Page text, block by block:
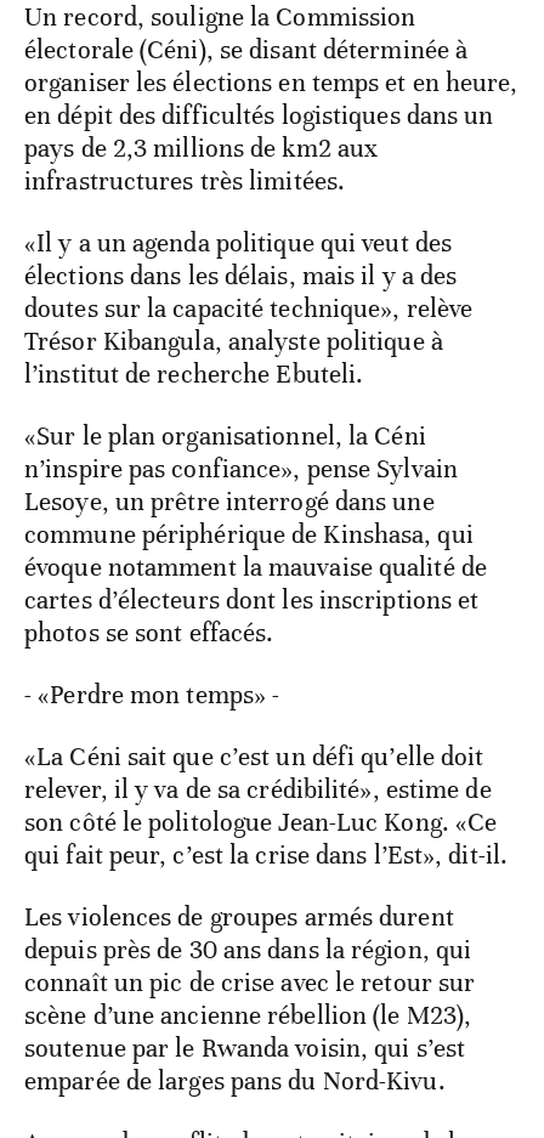
Un record, souligne la Commission
électorale (Céni), se disant déterminée à
organiser les élections en temps et en heure,
en dépit des difficultés logistiques dans un
pays de 2,3 millions de km2 aux
infrastructures très limitées.
«Il y a un agenda politique qui veut des
élections dans les délais, mais il y a des
doutes sur la capacité technique», relève
Trésor Kibangula, analyste politique à
l’institut de recherche Ebuteli.
«Sur le plan organisationnel, la Céni
n’inspire pas confiance», pense Sylvain
Lesoye, un prêtre interrogé dans une
commune périphérique de Kinshasa, qui
évoque notamment la mauvaise qualité de
cartes d’électeurs dont les inscriptions et
photos se sont effacés.
- «Perdre mon temps» -
«La Céni sait que c’est un défi qu’elle doit
relever, il y va de sa crédibilité», estime de
son côté le politologue Jean-Luc Kong. «Ce
qui fait peur, c’est la crise dans l’Est», dit-il.
Les violences de groupes armés durent
depuis près de 30 ans dans la région, qui
connaît un pic de crise avec le retour sur
scène d’une ancienne rébellion (le M23),
soutenue par le Rwanda voisin, qui s’est
emparée de larges pans du Nord-Kivu.